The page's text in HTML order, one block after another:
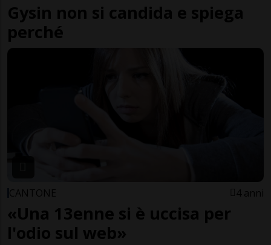
Gysin non si candida e spiega
perché
CANTONE 4 anni
«Una 13enne si è uccisa per
l'odio sul web»